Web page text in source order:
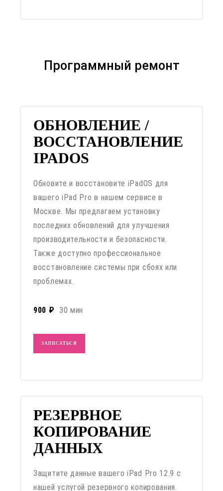
Программный ремонт
ОБНОВЛЕНИЕ /
ВОССТАНОВЛЕНИЕ
IPADOS
Обновите и восстановите iPadOS для
вашего iPad Pro в нашем сервисе в
Москве. Мы предлагаем установку
последних обновлений для улучшения
производительности и безопасности.
Также доступно профессиональное
восстановление системы при сбоях или
проблемах.
900 ₽ 30 мин
ЗАПИСАТЬСЯ
РЕЗЕРВНОЕ
КОПИРОВАНИЕ
ДАННЫХ
Защитите данные вашего iPad Pro 12.9 с
нашей услугой резервного копирования.